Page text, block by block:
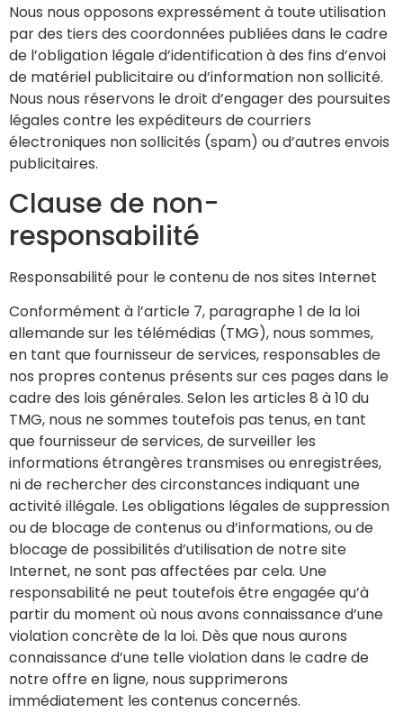
Nous nous opposons expressément à toute utilisation
par des tiers des coordonnées publiées dans le cadre
de l’obligation légale d’identification à des fins d’envoi
de matériel publicitaire ou d’information non sollicité.
Nous nous réservons le droit d’engager des poursuites
légales contre les expéditeurs de courriers
électroniques non sollicités (spam) ou d’autres envois
publicitaires.
Clause de non-
responsabilité
Responsabilité pour le contenu de nos sites Internet
Conformément à l’article 7, paragraphe 1 de la loi
allemande sur les télémédias (TMG), nous sommes,
en tant que fournisseur de services, responsables de
nos propres contenus présents sur ces pages dans le
cadre des lois générales. Selon les articles 8 à 10 du
TMG, nous ne sommes toutefois pas tenus, en tant
que fournisseur de services, de surveiller les
informations étrangères transmises ou enregistrées,
ni de rechercher des circonstances indiquant une
activité illégale. Les obligations légales de suppression
ou de blocage de contenus ou d’informations, ou de
blocage de possibilités d’utilisation de notre site
Internet, ne sont pas affectées par cela. Une
responsabilité ne peut toutefois être engagée qu’à
partir du moment où nous avons connaissance d’une
violation concrète de la loi. Dès que nous aurons
connaissance d’une telle violation dans le cadre de
notre offre en ligne, nous supprimerons
immédiatement les contenus concernés.